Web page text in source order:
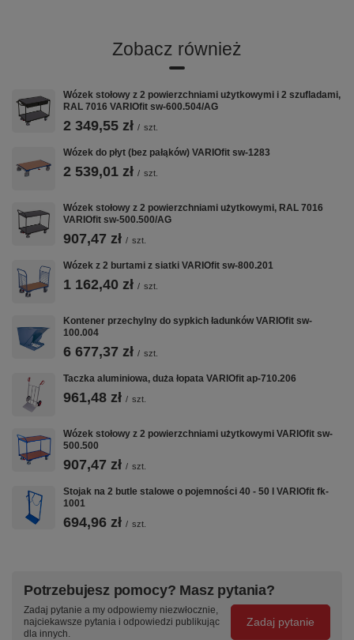
proszkowe EAN-Nr.: 4035694077973
VARIOfit w CentrumWarsztatowe.pl:
Wózki Platformowe
Nadstawki Paletowe
Zobacz również
Wózek stołowy z 2 powierzchniami użytkowymi i 2 szufladami,
RAL 7016 VARIOfit sw-600.504/AG
2 349,55 zł / szt.
Wózek do płyt (bez pałąków) VARIOfit sw-1283
2 539,01 zł / szt.
Wózek stołowy z 2 powierzchniami użytkowymi, RAL 7016
VARIOfit sw-500.500/AG
907,47 zł / szt.
Wózek z 2 burtami z siatki VARIOfit sw-800.201
1 162,40 zł / szt.
Kontener przechylny do sypkich ładunków VARIOfit sw-
100.004
6 677,37 zł / szt.
Taczka aluminiowa, duża łopata VARIOfit ap-710.206
961,48 zł / szt.
Wózek stołowy z 2 powierzchniami użytkowymi VARIOfit sw-
500.500
907,47 zł / szt.
Stojak na 2 butle stalowe o pojemności 40 - 50 l VARIOfit fk-
1001
694,96 zł / szt.
Potrzebujesz pomocy? Masz pytania?
Zadaj pytanie a my odpowiemy niezwłocznie,
najciekawsze pytania i odpowiedzi publikując
dla innych.
Zadaj pytanie